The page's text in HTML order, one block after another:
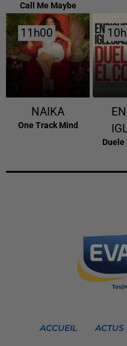
Call Me Maybe
11h00
11h00
NAIKA
One Track Mind
Duele
ACCUEIL ACTUS